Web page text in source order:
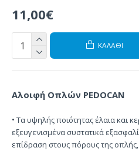
11,00€
ΚΑΛΆΘΙ
Αλοιφή Οπλών PEDOCAN
• Ταυψηλής ποιότητας έλαια και
εξευγενισμένα συστατικά
επίδραση στους πόρουςτης οπλής,